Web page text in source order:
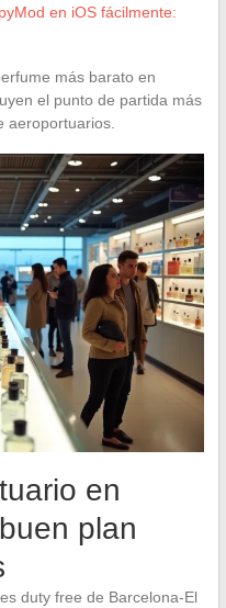
en iOS fácilmente:
más barato en
el punto de partida más
aeroportuarios.
en
plan
duty free de Barcelona-El